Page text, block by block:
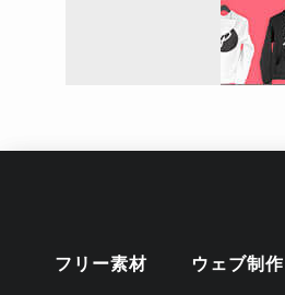
フリー素材 ウェブ制作